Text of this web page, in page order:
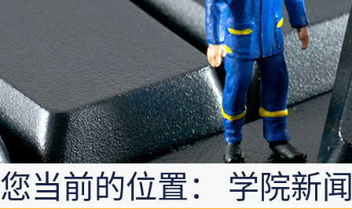
您当前的位置： 学院新